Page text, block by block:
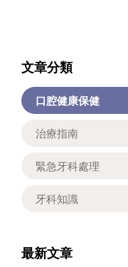
文章分類
口腔健康保健
治療指南
緊急牙科處理
牙科知識
最新文章